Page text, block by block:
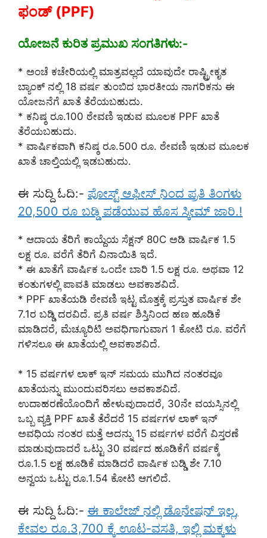
ಫಂಡ್ (PPF)
ಯೋಜನೆ ಕುರಿತ ಪ್ರಮುಖ ಸಂಗತಿಗಳು:-
* ಅಂಚೆ ಕಚೇರಿಯಲ್ಲಿ ಮಾತ್ರವಲ್ಲದೆ ಯಾವುದೇ ರಾಷ್ಟ್ರೀಕೃತ
ಬ್ಯಾಂಕ್ ನಲ್ಲಿ 18 ವರ್ಷ ತುಂಬಿದ ಭಾರತೀಯ ನಾಗರಿಕನು ಈ
ಯೋಜನೆಗೆ ಖಾತೆ ತೆರೆಯಬಹುದು.
* ಕನಿಷ್ಠ ರೂ.100 ಠೇವಣಿ ಇಡುವ ಮೂಲಕ PPF ಖಾತೆ
ತೆರೆಯಬಹುದು.
* ವಾರ್ಷಿಕವಾಗಿ ಕನಿಷ್ಠ ರೂ.500 ರೂ. ಠೇವಣಿ ಇಡುವ ಮೂಲಕ
ಖಾತೆ ಚಾಲ್ತಿಯಲ್ಲಿ ಇಡಬಹುದು.
ಈ ಸುದ್ದಿ ಓದಿ:- ಪೋಸ್ಟ್ ಆಫೀಸ್ ನಿಂದ ಪ್ರತಿ ತಿಂಗಳು
20,500 ರೂ ಬಡ್ಡಿ ಪಡೆಯುವ ಹೊಸ ಸ್ಕೀಮ್ ಜಾರಿ.!
* ಆದಾಯ ತೆರಿಗೆ ಕಾಯ್ದೆಯ ಸೆಕ್ಷನ್ 80C ಅಡಿ ವಾರ್ಷಿಕ 1.5
ಲಕ್ಷ ರೂ. ವರೆಗೆ ತೆರಿಗೆ ವಿನಾಯಿತಿ ಇದೆ.
* ಈ ಖಾತೆಗೆ ವಾರ್ಷಿಕ ಒಂದೇ ಬಾರಿ 1.5 ಲಕ್ಷ ರೂ. ಅಥವಾ 12
ಕಂತುಗಳಲ್ಲಿ ಪಾವತಿ ಮಾಡಲು ಅವಕಾಶವಿದೆ.
* PPF ಖಾತೆಯಡಿ ಠೇವಣಿ ಇಟ್ಟ ಮೊತ್ತಕ್ಕೆ ಪ್ರಸ್ತುತ ವಾರ್ಷಿಕ ಶೇ
7.1ರ ಬಡ್ಡಿ ದರವಿದೆ. ಪ್ರತಿ ವರ್ಷ ಶಿಸ್ತಿನಿಂದ ಹಣ ಹೂಡಿಕೆ
ಮಾಡಿದರೆ, ಮೆಚ್ಯೂರಿಟಿ ಅವಧಿಗಾಗುವಾಗ 1 ಕೋಟಿ ರೂ. ವರೆಗೆ
ಗಳಿಸಲೂ ಈ ಖಾತೆಯಲ್ಲಿ ಅವಕಾಶವಿದೆ.
* 15 ವರ್ಷಗಳ ಲಾಕ್​ ಇನ್ ಸಮಯ ಮುಗಿದ ನಂತರವೂ
ಖಾತೆಯನ್ನು ಮುಂದುವರಿಸಲು ಅವಕಾಶವಿದೆ.
ಉದಾಹರಣೆಯೊಂದಿಗೆ ಹೇಳುವುದಾದರೆ, 30ನೇ ವಯಸ್ಸಿನಲ್ಲಿ
ಒಬ್ಬ ವ್ಯಕ್ತಿ PPF ಖಾತೆ ತೆರೆದರೆ 15 ವರ್ಷಗಳ ಲಾಕ್​ ಇನ್
ಅವಧಿಯ ನಂತರ ಮತ್ತೆ ಅದನ್ನು 15 ವರ್ಷಗಳ ವರೆಗೆ ವಿಸ್ತರಣೆ
ಮಾಡುವುದಾದರೆ ಒಟ್ಟು 30 ವರ್ಷದ ಹೂಡಿಕೆಗೆ ವರ್ಷಕ್ಕೆ
ರೂ.1.5 ಲಕ್ಷ ಹೂಡಿಕೆ ಮಾಡಿದರೆ ವಾರ್ಷಿಕ ಬಡ್ಡಿ ಶೇ 7.10
ಅನ್ವಯ ಒಟ್ಟು ರೂ.1.54 ಕೋಟಿ ಆಗಲಿದೆ.
ಈ ಸುದ್ದಿ ಓದಿ:- ಈ ಕಾಲೇಜ್ ನಲ್ಲಿ ಡೊನೇಷನ್ ಇಲ್ಲ,
ಕೇವಲ ರೂ.3,700 ಕ್ಕೆ ಊಟ-ವಸತಿ, ಇಲ್ಲಿ ಮಕ್ಕಳು